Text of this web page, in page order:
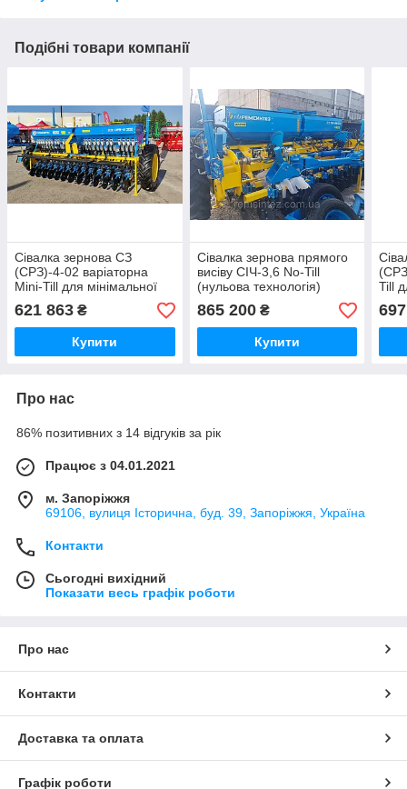
Подібні товари компанії
Сівалка зернова СЗ
(СРЗ)-4-02 варіаторна
Mini-Till для мінімальної
технології з прикаткою
621 863 ₴
Купити
Сівалка зернова прямого
висіву СІЧ-3,6 No-Till
(нульова технологія)
варіаторна
865 200₴
Купити
Till
Про нас
86% позитивних з 14 відгуків за рік
Працює з 04.01.2021
м. Запоріжжя
69106, вулиця Історична, буд. 39, Запоріжжя, Україна
Контакти
Сьогодні вихідний
Показати весь графік роботи
Про нас
Контакти
Доставка та оплата
Графік роботи